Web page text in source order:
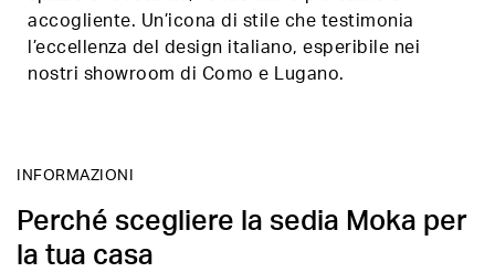
accogliente. Un’icona di stile che testimonia
l’eccellenza del design italiano, esperibile nei
nostri showroom di Como e Lugano.
INFORMAZIONI
Perché scegliere la sedia Moka per
la tua casa